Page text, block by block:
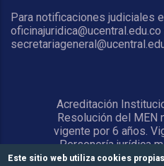
Para notificaciones judiciales
oficinajuridica@ucentral.edu.co
Acreditación
Resolución del MEN
vigente por 6 años.
Personería jurídica
1876 del 5 de junio
Este sitio web utiliza cookies